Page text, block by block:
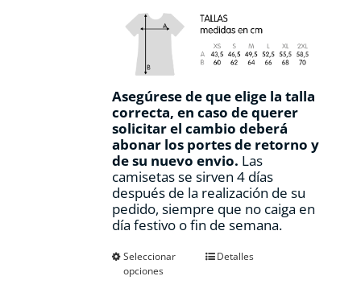
Asegúrese de que elige la talla
correcta, en caso de querer
solicitar el cambio deberá
abonar los portes de retorno y
de su nuevo envio. Las
camisetas se sirven 4 días
después de la realización de su
pedido, siempre que no caiga en
día festivo o fin de semana.
Seleccionar
opciones
EsteDetalles